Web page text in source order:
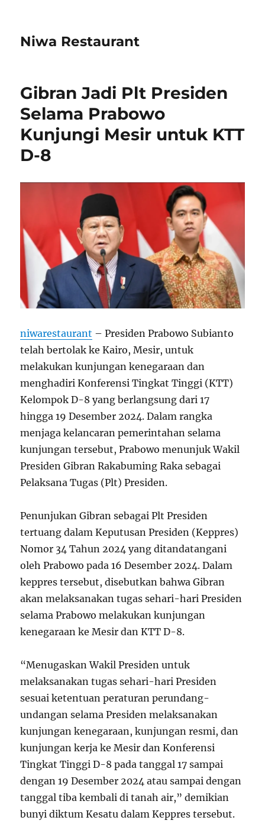
Niwa Restaurant
Gibran Jadi Plt Presiden
Selama Prabowo
Kunjungi Mesir untuk KTT
D-8
niwarestaurant – Presiden Prabowo Subianto
telah bertolak ke Kairo, Mesir, untuk
melakukan kunjungan kenegaraan dan
menghadiri Konferensi Tingkat Tinggi (KTT)
Kelompok D-8 yang berlangsung dari 17
hingga 19 Desember 2024. Dalam rangka
menjaga kelancaran pemerintahan selama
kunjungan tersebut, Prabowo menunjuk Wakil
Presiden Gibran Rakabuming Raka sebagai
Pelaksana Tugas (Plt) Presiden.
Penunjukan Gibran sebagai Plt Presiden
tertuang dalam Keputusan Presiden (Keppres)
Nomor 34 Tahun 2024 yang ditandatangani
oleh Prabowo pada 16 Desember 2024. Dalam
keppres tersebut, disebutkan bahwa Gibran
akan melaksanakan tugas sehari-hari Presiden
selama Prabowo melakukan kunjungan
kenegaraan ke Mesir dan KTT D-8.
“Menugaskan Wakil Presiden untuk
melaksanakan tugas sehari-hari Presiden
sesuai ketentuan peraturan perundang-
undangan selama Presiden melaksanakan
kunjungan kenegaraan, kunjungan resmi, dan
kunjungan kerja ke Mesir dan Konferensi
Tingkat Tinggi D-8 pada tanggal 17 sampai
dengan 19 Desember 2024 atau sampai dengan
tanggal tiba kembali di tanah air,” demikian
bunyi diktum Kesatu dalam Keppres tersebut.